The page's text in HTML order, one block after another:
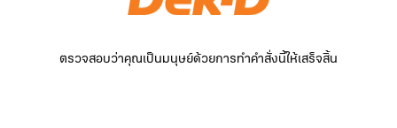
ตรวจสอบว่าคุณเป็นมนุษย์ด้วยการทำคำสั่งนี้ให้เสร็จสิ้น